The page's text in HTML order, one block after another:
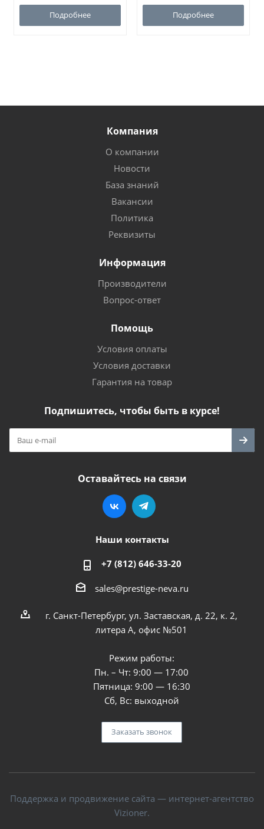
Подробнее Подробнее
Компания
О компании
Новости
База знаний
Вакансии
Политика
Реквизиты
Информация
Производители
Вопрос-ответ
Помощь
Условия оплаты
Условия доставки
Гарантия на товар
Подпишитесь, чтобы быть в курсе!
Оставайтесь на связи
Наши контакты
+7 (812) 646-33-20
sales@prestige-neva.ru
г. Санкт-Петербург, ул. Заставская, д. 22, к. 2,
литера А, офис №501
Режим работы:
Пн. – Чт: 9:00 — 17:00
Пятница: 9:00 — 16:30
Сб, Вс: выходной
Заказать звонок
Поддержка и продвижение сайта — интернет-агентство
Vizioner.